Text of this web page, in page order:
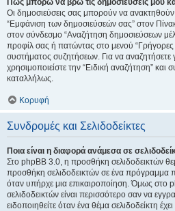
Πώς μπορώ να βρω τις δημοσιεύσεις μου
Οι δημοσιεύσεις σας μπορούν να
“Εμφάνιση των δημοσιεύσεών σας” στον
στον σύνδεσμο “Αναζήτηση δημοσιεύσεων
προφίλ σας ή πατώντας στο μενού “Γρήγορες
συστήματος συζητήσεων. Για να αναζητήσετε
χρησιμοποιείστε την “Ειδική αναζήτηση” και
καταλλήλως.
Κορυφή
Συνδρομές και Σελιδοδείκτες
Ποια είναι η διαφορά ανάμεσα σε
Στο phpBB 3.0, η προσθήκη σελιδοδεικτών
προσθήκη σελιδοδεικτών σε ένα πρόγραμμα
όταν υπήρχε μια επικαιροποίηση. Όμως στο
σελιδοδεικτών είναι περισσότερο σαν να
ειδοποιηθείτε όταν ένα θέμα σελιδοδείκτη